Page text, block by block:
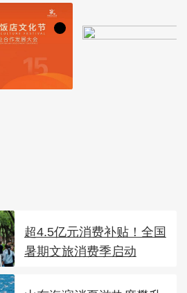
超4.5亿元消费补贴！全国
暑期文旅消费季启动